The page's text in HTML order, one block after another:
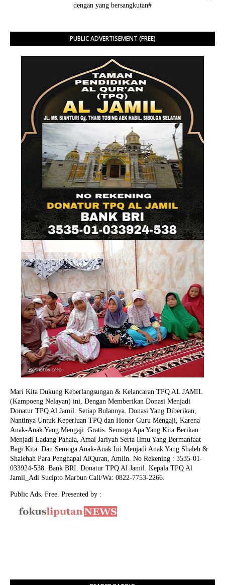
dengan yang bersangkutan#
PUBLIC ADVERTISEMENT (FREE)
Mari Kita Dukung Keberlangsungan & Kelancaran TPQ AL JAMIL
(Kampoeng Nelayan) ini, Dengan Memberikan Donasi Menjadi
Donatur TPQ Al Jamil. Setiap Bulannya. Donasi Yang Diberikan,
Nantinya Untuk Keperluan TPQ dan Honor Guru Mengaji, Karena
Anak-Anak Yang Mengaji_Gratis. Semoga Apa Yang Kita Berikan
Menjadi Ladang Pahala, Amal Jariyah Serta Ilmu Yang Bermanfaat
Bagi Kita. Dan Semoga Anak-Anak Ini Menjadi Anak Yang Shaleh &
Shalehah Para Penghapal AlQuran, Amiin. No Rekening : 3535-01-
033924-538. Bank BRI. Donatur TPQ Al Jamil. Kepala TPQ Al
Jamil_Adi Sucipto Marbun Call/Wa: 0822-7753-2266.
Public Ads. Free. Presented by :